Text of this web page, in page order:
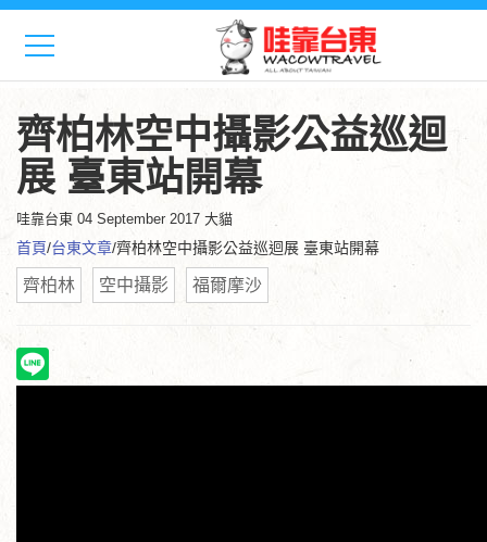
齊柏林空中攝影公益巡迴
展 臺東站開幕
哇靠台東 04 September 2017 大貓
首頁/台東文章/齊柏林空中攝影公益巡迴展 臺東站開幕
齊柏林 空中攝影 福爾摩沙